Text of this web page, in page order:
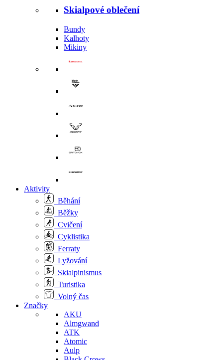
Skialpové oblečení
Bundy
Kalhoty
Mikiny
Aktivity
Běhání
Běžky
Cvičení
Cyklistika
Ferraty
Lyžování
Skialpinismus
Turistika
Volný čas
Značky
AKU
Almgwand
ATK
Atomic
Aulp